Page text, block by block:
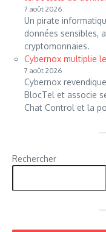
7 août 2026
Un pirate
données sensibles,
cryptomonnaies.
Cybernox multiplie
7 août 2026
Cybernox
BlocTel et associe
Chat Control et la
Rechercher